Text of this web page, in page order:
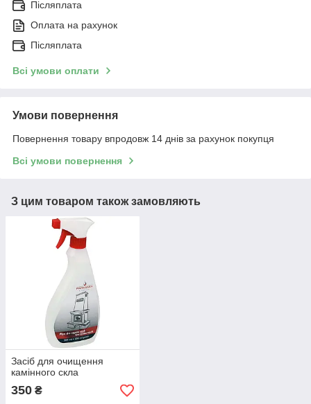
Післяплата
Оплата на рахунок
Післяплата
Всі умови оплати
Умови повернення
Повернення товару впродовж 14 днів за рахунок покупця
Всі умови повернення
З цим товаром також замовляють
Засіб для очищення
камінного скла
350 ₴